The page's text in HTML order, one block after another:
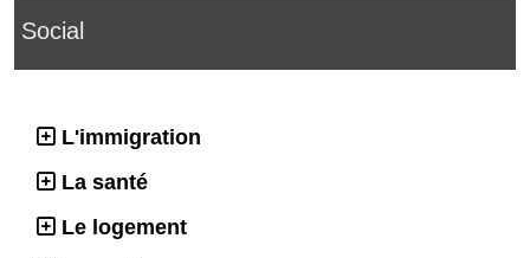
Social
L'immigration
La santé
Le logement